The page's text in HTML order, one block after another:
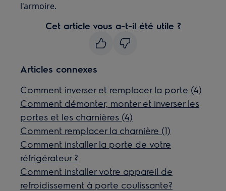
l'armoire.
Cet article vous a-t-il été utile ?
Articles connexes
Comment inverser et remplacer la porte (4)
Comment démonter, monter et inverser les
portes et les charnières (4)
Comment remplacer la charnière (1)
Comment installer la porte de votre
réfrigérateur ?
Comment installer votre appareil de
refroidissement à porte coulissante?